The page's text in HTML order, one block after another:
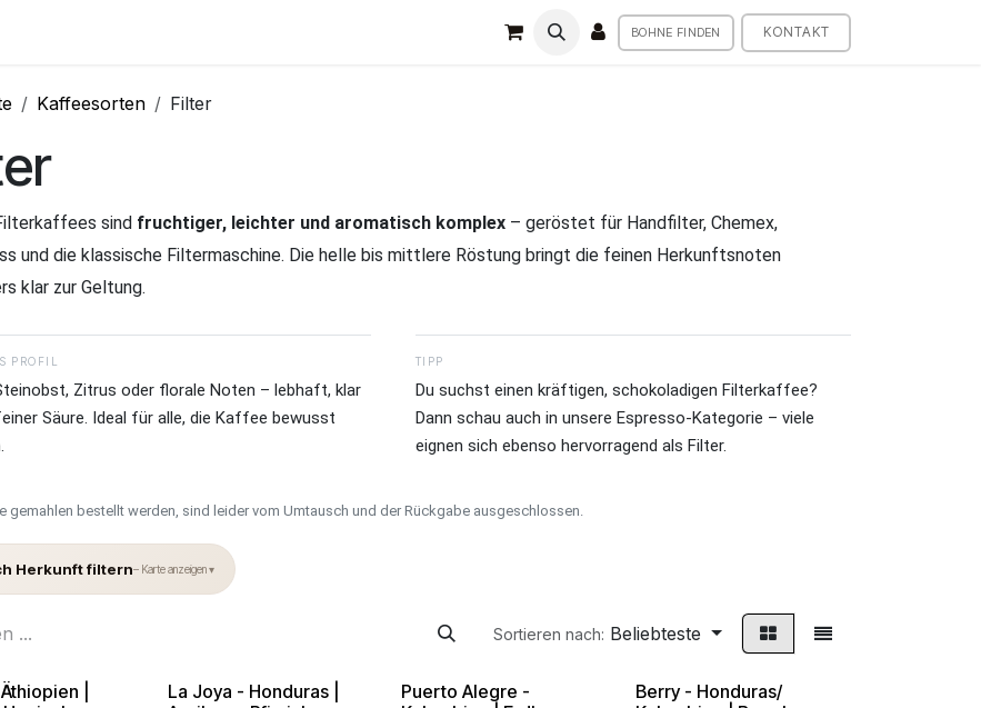
BOHNE FINDEN KONTAKT
Kaffeesorten Filter
sind fruchtiger, leichter und aromatisch komplex – geröstet für Handfilter, Chemex,
und die klassische Filtermaschine. Die helle bis mittlere Röstung bringt die feinen Herkunftsnoten
klar zur Geltung.
PROFIL
Zitrus oder florale Noten – lebhaft, klar
Säure. Ideal für alle, die Kaffee bewusst
TIPP
Du suchst einen kräftigen, schokoladigen Filterkaffee?
Dann schau auch in unsere Espresso-Kategorie – viele
eignen sich ebenso hervorragend als Filter.
gemahlen bestellt werden, sind leider vom Umtausch und der Rückgabe ausgeschlossen.
Herkunft filtern– Karte anzeigen ▾
Sortieren nach: Beliebteste
|
La Joya - Honduras |
Puerto Alegre -
Berry - Honduras/